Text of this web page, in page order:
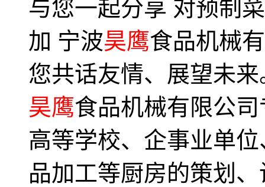
与您一起分享 对预制
加 宁波昊鹰食品机械
您共话友情、展望未
昊鹰食品机械有限公
高等学校、企事业单
品加工等厨房的策划